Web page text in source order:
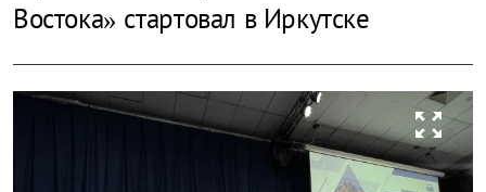
Востока» стартовал в Иркутске
zoom_out_map